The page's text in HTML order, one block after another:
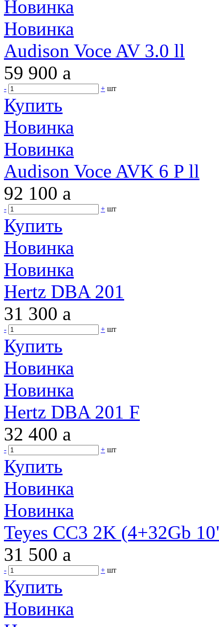
Новинка
Новинка
Audison Voce AV 3.0 ll
59 900 a
- + шт
Купить
Новинка
Новинка
Audison Voce AVK 6 P ll
92 100 a
- + шт
Купить
Новинка
Новинка
Hertz DBA 201
31 300 a
- + шт
Купить
Новинка
Новинка
Hertz DBA 201 F
32 400 a
- + шт
Купить
Новинка
Новинка
Teyes CC3 2K (4+32Gb
31 500 a
- + шт
Купить
Новинка